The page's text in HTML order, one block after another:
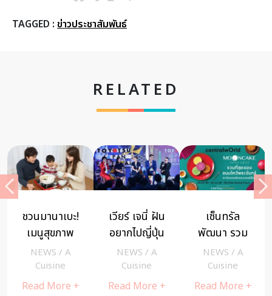
TAGGED : ข่าวประชาสัมพันธ์
RELATED
ชวนมานาเบะ!
เมนูสุขภาพ
เพื่อความสุข
ของทุกคนใน
ครอบครัว
NEWS / A
Cuisine
Read More +
เวียร์ เจนี่ ฝัน
อยากไปญี่ปุ่น
อีกครั้ง ในงาน
แถลงข่าว โต
โยสึ เจแปน
NEWS / A
Cuisine
Read More +
เซ็นทรัล
พัฒนา รวม
ขนมไหว้พระ
จันทร์ให้ช้อ
ปมากก
NEWS / A
Cuisine
Read More +